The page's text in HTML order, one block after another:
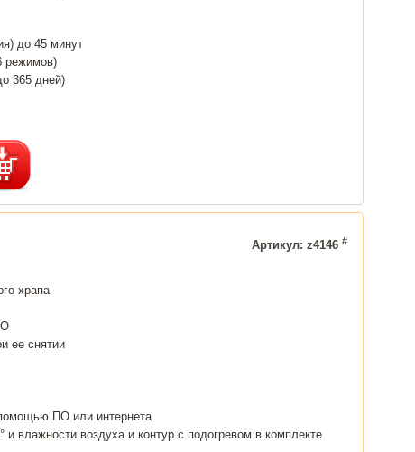
до 45 минут
режимов)
365 дней)
Артикул: z4146 #
храпа
ее снятии
ПО или интернета
и влажности воздуха и контур с подогревом в комплекте